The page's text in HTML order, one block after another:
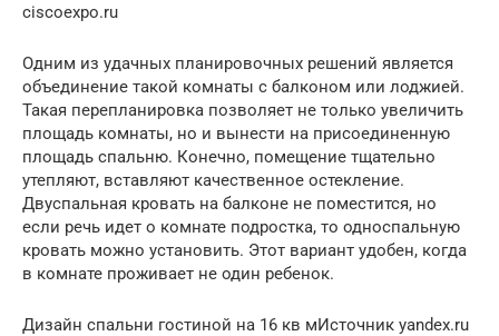
ciscoexpo.ru
Одним из удачных планировочных решений является
объединение такой комнаты с балконом или лоджией.
Такая перепланировка позволяет не только увеличить
площадь комнаты, но и вынести на присоединенную
площадь спальню. Конечно, помещение тщательно
утепляют, вставляют качественное остекление.
Двуспальная кровать на балконе не поместится, но
если речь идет о комнате подростка, то односпальную
кровать можно установить. Этот вариант удобен, когда
в комнате проживает не один ребенок.
Дизайн спальни гостиной на 16 кв мИсточник yandex.ru